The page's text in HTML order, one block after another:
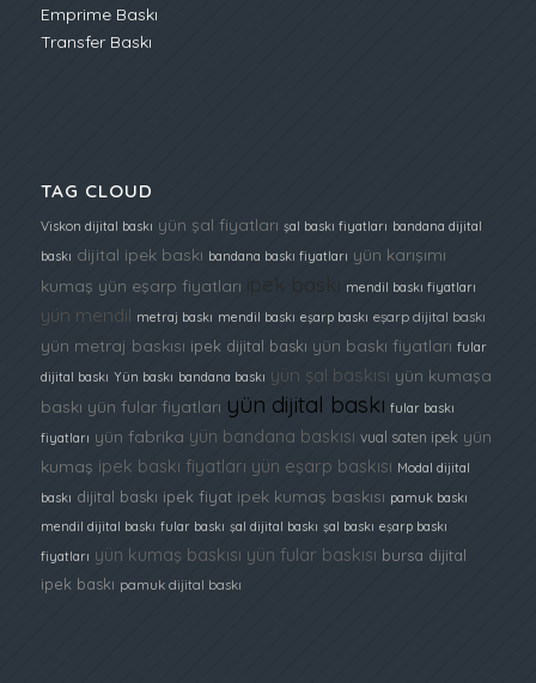
Emprime Baskı
Transfer Baskı
TAG CLOUD
Viskon dijital baskı yün şal fiyatları şal baskı fiyatları bandana dijital
baskı dijital ipek baskı bandana baskı fiyatları yün karışımı
kumaş yün eşarp fiyatları mendil baskı fiyatları
yün mendil metraj baskı mendil baskı eşarp baskı eşarp dijital baskı
yün metraj baskısı ipek dijital baskı yün baskı fiyatları fular
dijital baskı Yün baskı bandana baskı yün şal baskısı yün kumaşa
baskı yün fular fiyatları yün dijital baskı fular baskı
fiyatları yün fabrika yün bandana baskısı vual saten ipek yün
kumaş ipek baskı fiyatları yün eşarp baskısı Modal dijital
baskı dijital baskı ipek fiyat ipek kumaş baskısı pamuk baskı
mendil dijital baskı fular baskı şal dijital baskı şal baskı eşarp baskı
fiyatları yün kumaş baskısı yün fular baskısı bursa dijital
ipek baskı pamuk dijital baskı